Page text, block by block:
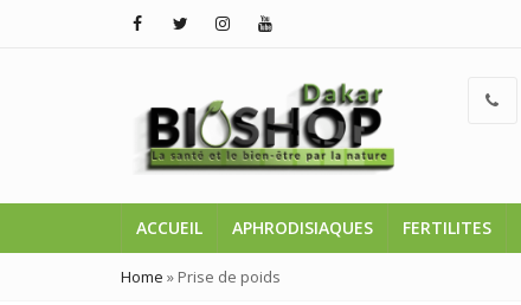
ACCUEIL APHRODISIAQUES FERTILITES
Home » Prise de poids